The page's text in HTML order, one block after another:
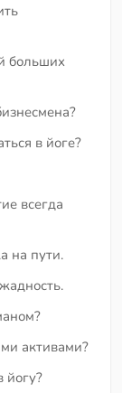
больших
в йоге?
всегда
на пути.
активами?
йогу?